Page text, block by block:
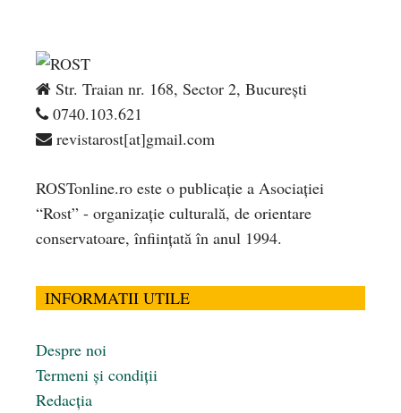
Str. Traian nr. 168, Sector 2, București
0740.103.621
revistarost[at]gmail.com
ROSTonline.ro este o publicaţie a Asociaţiei
“Rost” - organizaţie culturală, de orientare
conservatoare, înfiinţată în anul 1994.
INFORMATII UTILE
Despre noi
Termeni și condiții
Redacția